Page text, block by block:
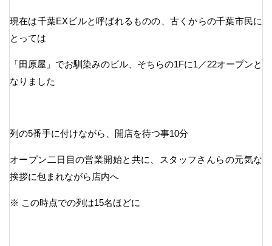
現在は千葉EXビルと呼ばれるものの、古くからの千葉市民に
とっては
「田原屋」でお馴染みのビル、そちらの1Fに1／22オープンと
なりました
列の5番手に付けながら、開店を待つ事10分
オープン二日目の営業開始と共に、スタッフさんらの元気な
挨拶に包まれながら店内へ
※ この時点での列は15名ほどに